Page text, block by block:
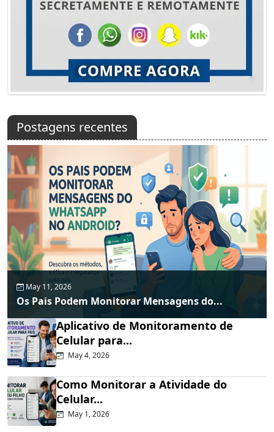
Postagens recentes
May 11, 2026
Os Pais Podem Monitorar Mensagens do...
Aplicativo de Monitoramento de
Celular para...
May 4, 2026
Como Monitorar a Atividade do
Celular...
May 1, 2026